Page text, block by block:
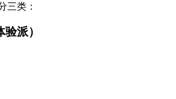
三类：
派）